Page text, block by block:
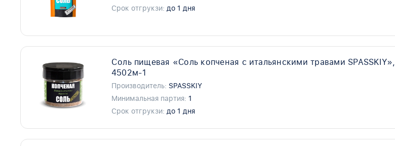
Срок отгрукзи: до 1 дня
Соль пищевая «Cоль копченая с итальянскими травами SPASSKIY»,
4502м-1
Производитель: SPASSKIY
Минимальная партия: 1
Срок отгрукзи: до 1 дня